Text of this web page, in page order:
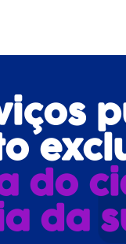
do
da